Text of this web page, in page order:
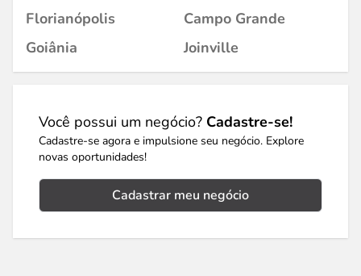
Florianópolis
Campo Grande
Goiânia
Joinville
Você possui um negócio? Cadastre-se!
Cadastre-se agora e impulsione seu negócio. Explore
novas oportunidades!
Cadastrar meu negócio